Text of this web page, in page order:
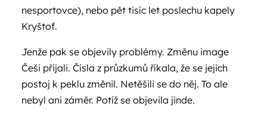
nesportovce), nebo pět tisíc let poslechu kapely
Kryštof.
Jenže pak se objevily problémy. Změnu image
Češi přijali. Čísla z průzkumů říkala, že se jejich
postoj k peklu změnil. Netěšili se do něj. To ale
nebyl ani záměr. Potíž se objevila jinde.